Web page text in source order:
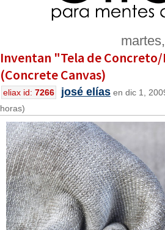
Inventan "Tela de
(Concrete Canvas)
eliax id: 7266 josé elías en dic 1,
horas)